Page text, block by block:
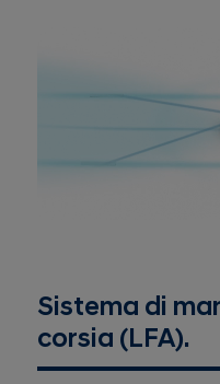
Sistema di
corsia (LFA).